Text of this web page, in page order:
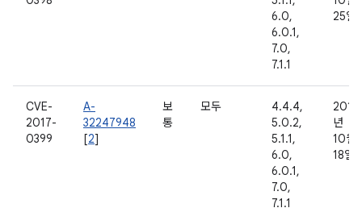
6.0,
6.0.1,
7.0,
7.1.1
25일
CVE-
2017-
0399
A-
32247948
[2]
보
통
모두
4.4.4,
5.0.2,
5.1.1,
6.0,
6.0.1,
7.0,
7.1.1
2016
년
10월
18일